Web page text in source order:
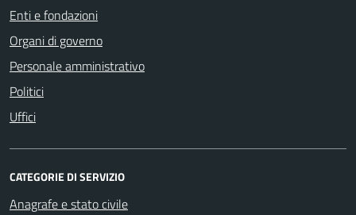
Enti e fondazioni
Organi di governo
Personale amministrativo
Politici
Uffici
CATEGORIE DI SERVIZIO
Anagrafe e stato civile